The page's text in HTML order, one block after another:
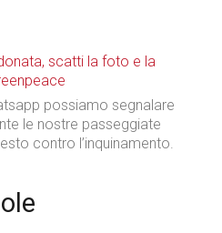
possiamo segnalare
le nostre passeggiate
contro l’inquinamento.